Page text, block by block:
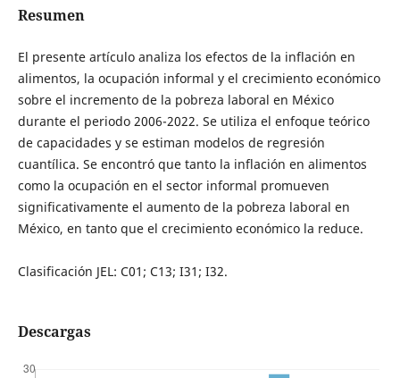
Resumen
El presente artículo analiza los efectos de la inflación en
alimentos, la ocupación informal y el crecimiento económico
sobre el incremento de la pobreza laboral en México
durante el periodo 2006-2022. Se utiliza el enfoque teórico
de capacidades y se estiman modelos de regresión
cuantílica. Se encontró que tanto la inflación en alimentos
como la ocupación en el sector informal promueven
significativamente el aumento de la pobreza laboral en
México, en tanto que el crecimiento económico la reduce.
Clasificación JEL: C01; C13; I31; I32.
Descargas